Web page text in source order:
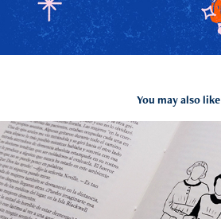
You may also like